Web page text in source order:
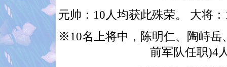
元帅：10人均获此殊荣。 大将
※10名上将中，陈明仁、陶峙岳
前军队任职)4